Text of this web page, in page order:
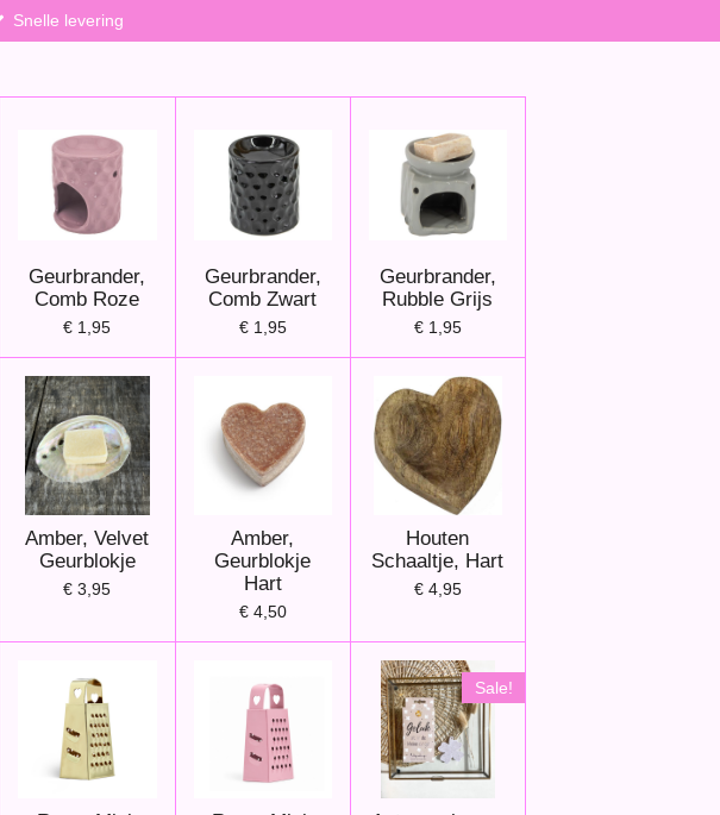
Snelle levering
Geurbrander,
Comb Roze
€ 1,95
Geurbrander,
Comb Zwart
€ 1,95
Geurbrander,
Rubble Grijs
€ 1,95
Amber, Velvet
Geurblokje
€ 3,95
Amber,
Geurblokje
Hart
€ 4,50
Houten
Schaaltje, Hart
€ 4,95
Sale!